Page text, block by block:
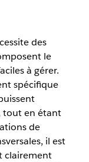
des
le
à gérer.
spécifique
tout en étant
de
il est
clairement